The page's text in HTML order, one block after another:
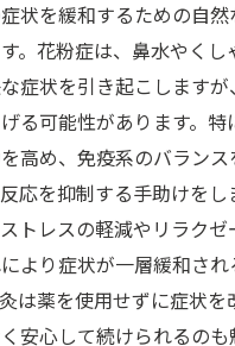
の鍼灸体験の流れ
策に特化した鍼灸師の紹介
できる鍼灸の施術法
待できる花粉症の改善例
型のケアがもたらす安心
が提供する花粉症対策沼
ローチ
季節に鍼灸を選ぶ理由
状を緩和するための自然
。花粉症は、鼻水やくし
症状を引き起こしますが
る可能性があります。特
高め、免疫系のバランス
応を抑制する手助けをし
トレスの軽減やリラク
より症状が一層緩和され
は薬を使用せずに症状を
安心して続けられるのも